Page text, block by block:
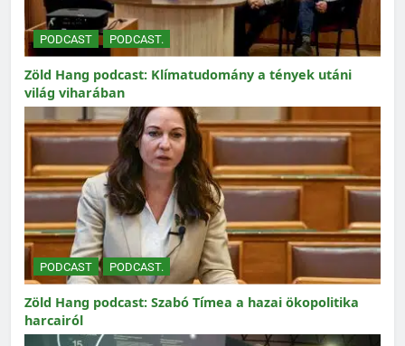
PODCAST PODCAST.
Zöld Hang podcast: Klímatudomány a tények utáni
világ viharában
PODCAST PODCAST.
Zöld Hang podcast: Szabó Tímea a hazai ökopolitika
harcairól